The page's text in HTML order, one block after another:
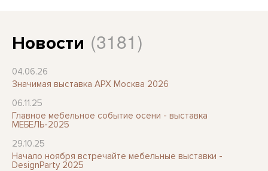
Новости (3181)
04.06.26
Значимая выставка АРХ Москва 2026
06.11.25
Главное мебельное событие осени - выставка
МЕБЕЛЬ-2025
29.10.25
Начало ноября встречайте мебельные выставки -
DesignParty 2025